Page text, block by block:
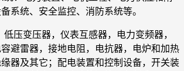
系统、安全监控、消防系统等。
低压变压器，仪表互感器，电力变频器，
避雷器，接地电阻，电抗器，电炉和加热
器及其它；配电装置和控制设备，开关装